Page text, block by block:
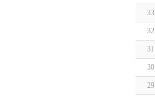
33
32
31
30
29